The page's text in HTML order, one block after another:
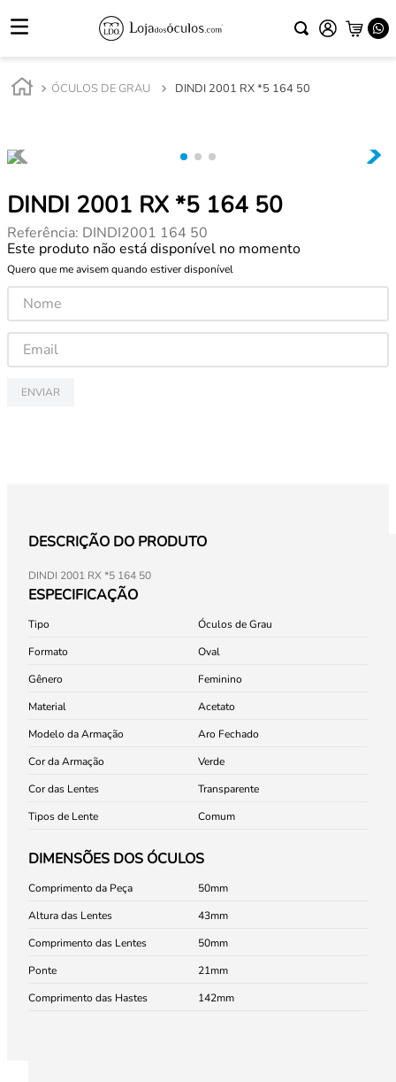
ÓCULOS DE GRAU DINDI 2001 RX *5 164 50
DINDI 2001 RX *5 164 50
Referência: DINDI2001 164 50
Este produto não está disponível no momento
Quero que me avisem quando estiver disponível
ENVIAR
DESCRIÇÃO DO PRODUTO
DINDI 2001 RX *5 164 50
ESPECIFICAÇÃO
Tipo
Óculos de Grau
Formato
Oval
Gênero
Feminino
Material
Acetato
Modelo da Armação
Aro Fechado
Cor da Armação
Verde
Cor das Lentes
Transparente
Tipos de Lente
Comum
DIMENSÕES DOS ÓCULOS
Comprimento da Peça
50
Altura das Lentes
43
Comprimento das Lentes
50
Ponte
21
Comprimento das Hastes
142